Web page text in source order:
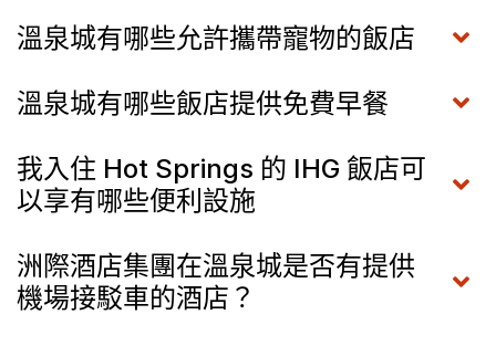
溫泉城有哪些允許攜帶寵物的飯店
溫泉城有哪些飯店提供免費早餐
我入住 Hot Springs 的 IHG 飯店可
以享有哪些便利設施
洲際酒店集團在溫泉城是否有提供
機場接駁車的酒店？